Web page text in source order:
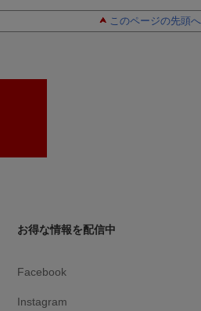
このページの先頭へ
お得な情報を配信中
Facebook
Instagram